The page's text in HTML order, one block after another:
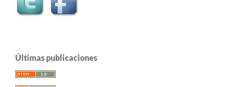
Últimas publicaciones